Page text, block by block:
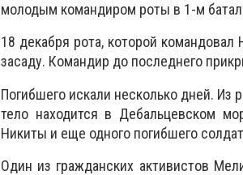
молодым командиром роты в 1-м
18 декабря рота, которой
засаду. Командир до последнего
Погибшего искали несколько дней. Из
тело находится в Дебальцевском
Никиты и еще одного погибшего
Один из гражданских активистов